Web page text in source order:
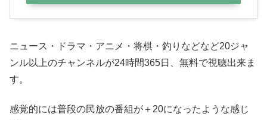
ニュース・ドラマ・アニメ・将棋・釣りなどなど20ジャ
ンル以上のチャンネルが24時間365日、無料で視聴出来ま
す。
感覚的には普段の民放の番組が＋20になったような感じ